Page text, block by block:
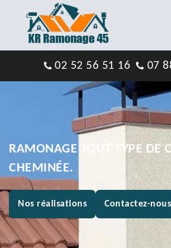
02 52 56 51 16 07
RAMONAGE TOUT TYPE DE
CHEMINÉE.
Nos réalisations Contactez-